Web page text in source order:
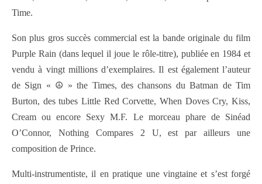
Time.
Son plus gros succès commercial est la bande originale du film
Purple Rain (dans lequel il joue le rôle-titre), publiée en 1984 et
vendu à vingt millions d’exemplaires. Il est également l’auteur
de Sign « ☮ » the Times, des chansons du Batman de Tim
Burton, des tubes Little Red Corvette, When Doves Cry, Kiss,
Cream ou encore Sexy M.F. Le morceau phare de Sinéad
O’Connor, Nothing Compares 2 U, est par ailleurs une
composition de Prince.
Multi-instrumentiste, il en pratique une vingtaine et s’est forgé